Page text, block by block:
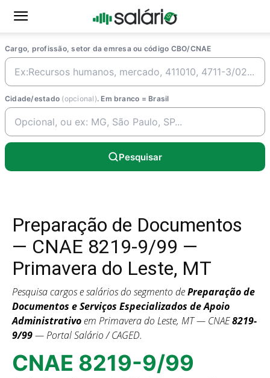
Cargo, profissão, setor da emresa ou código CBO/CNAE
Cidade/estado (opcional). Em branco = Brasil
Pesquisar
Preparação de Documentos
— CNAE 8219-9/99 —
Primavera do Leste, MT
Pesquisa cargos e salários do segmento dePreparação de
Documentos e Serviços Especializados de Apoio
Administrativoem Primavera do Leste, MT — CNAE8219-
9/99— Portal Salário / CAGED.
CNAE 8219-9/99